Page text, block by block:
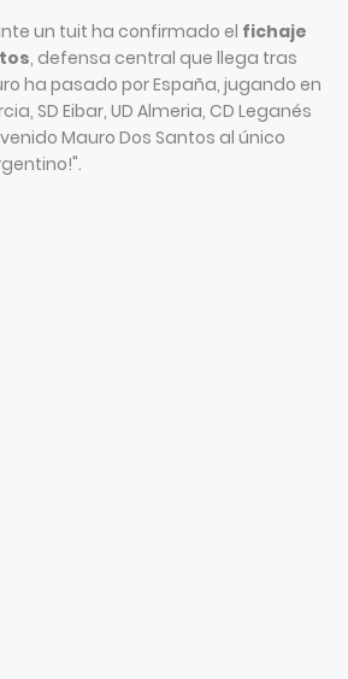
un tuit ha confirmado el fichaje
, defensa central que llega tras
ha pasado por España, jugando en
SD Eibar, UD Almeria, CD Leganés
Mauro Dos Santos al único